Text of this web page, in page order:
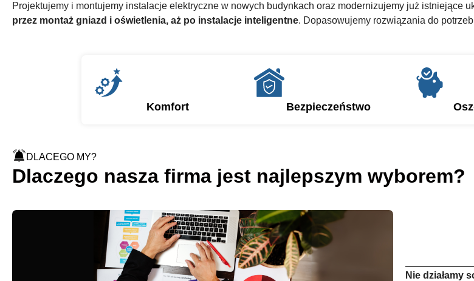
Projektujemy i montujemy instalacje elektryczne w nowych budynkach oraz modernizujemy już istniejące
przez montaż gniazd i oświetlenia, aż po instalacje inteligentne. Dopasowujemy rozwiązania do
Komfort Bezpieczeństwo
DLACEGO MY?
Dlaczego nasza firma jest najlepszym wyborem?
Nie działamy